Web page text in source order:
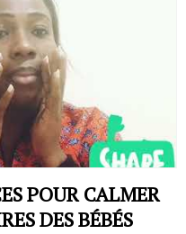
POUR CALMER
DES BÉBÉS